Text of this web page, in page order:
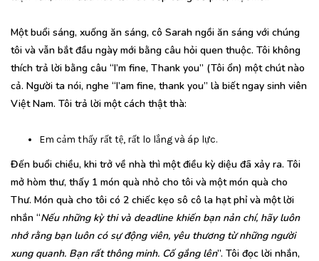
Một buổi sáng, xuống ăn sáng, cô Sarah ngồi ăn sáng với chúng
tôi và vẫn bắt đầu ngày mới bằng câu hỏi quen thuộc. Tôi không
thích trả lời bằng câu “I’m fine, Thank you” (Tôi ổn) một chút nào
cả. Người ta nói, nghe “I’am fine, thank you” là biết ngay sinh viên
Việt Nam. Tôi trả lời một cách thật thà:
Em cảm thấy rất tệ, rất lo lắng và áp lực.
Đến buổi chiều, khi trở về nhà thì một điều kỳ diệu đã xảy ra. Tôi
mở hòm thư, thấy 1 món quà nhỏ cho tôi và một món quà cho
Thư. Món quà cho tôi có 2 chiếc kẹo sô cô la hạt phỉ và một lời
nhắn “Nếu những kỳ thi và deadline khiến bạn nản chí, hãy luôn
nhớ rằng bạn luôn có sự động viên, yêu thương từ những người
xung quanh. Bạn rất thông minh. Cố gắng lên”. Tôi đọc lời nhắn,